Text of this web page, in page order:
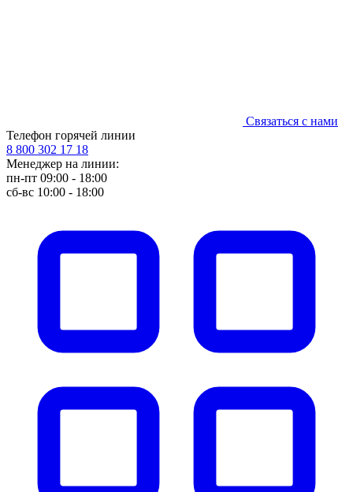
Связаться с нами
Телефон горячей линии
8 800 302 17 18
Менеджер на линии:
пн-пт 09:00 - 18:00
сб-вс 10:00 - 18:00